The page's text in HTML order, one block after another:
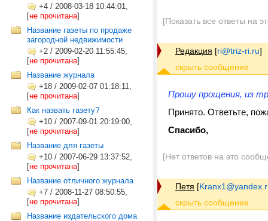
+4 / 2008-03-18 10:44:01,
[не прочитана]
Название газеты по продаже
загородной недвижимости
+2 / 2009-02-20 11:55:45,
[не прочитана]
Название журнала
+18 / 2009-02-07 01:18:11,
[не прочитана]
Как назвать газету?
+10 / 2007-09-01 20:19:00,
[не прочитана]
Название для газеты
+10 / 2007-06-29 13:37:52,
[не прочитана]
Название отличного журнала
+7 / 2008-11-27 08:50:55,
[не прочитана]
Название издательского дома
[Показать все ответы на
Редакция [ri@triz-ri.ru]
Прошу прощения, из
Принято. Ответьте,
Спасибо,
[Нет ответов на это
Петя [